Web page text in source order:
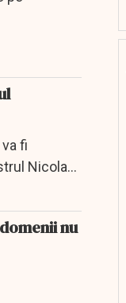
fi
Nicolae
nu